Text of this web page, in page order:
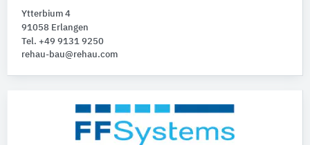
Ytterbium 4
91058 Erlangen
Tel. +49 9131 9250
rehau-bau@rehau.com